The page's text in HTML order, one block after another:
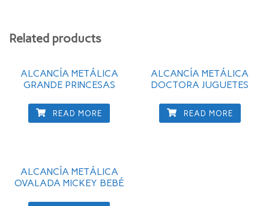
Related products
ALCANCÍA METÁLICA
GRANDE PRINCESAS
READ MORE
ALCANCÍA METÁLICA
DOCTORA JUGUETES
READ MORE
ALCANCÍA METÁLICA
OVALADA MICKEY BEBÉ